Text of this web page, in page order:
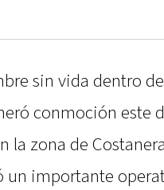
sin vida dentro
conmoción este
la zona de
un importante